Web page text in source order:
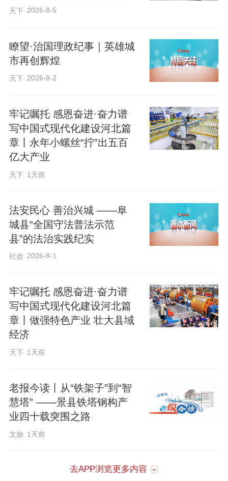
“妙不可言·心向往之”展区，聚焦雄安新区
化展示未来之城生活场景，彰显新区高标
准规划、高标准建设、高效能治理的显著
成效，搭配主题宣传片与特色文创，尽显
力；“文脉潮起·艺启千年”展区，以AI技术
赋能文物活化，运用裸眼3D视觉技术，对
长信宫灯、错金铜博山炉等11件国宝级文
物进行展示，搭配长信宫灯沉浸式互动体
验，辅以文物复刻展品与文创周边，集中
践；“古城古韵·自在正定”展区，依托正定
古城“四塔”模型、龙藏寺碑影像资料与交互
设备展示以及古建斗拱模型手作等，系统
文旅融合创新发展等方面的建设成果；“大
河之北·非遗华章”展区，汇聚燕赵非遗精
粹，庞永辉、周淑英等多位大师级传承人
现场展示定瓷刻花、蔚县剪纸、传统杂耍
等非遗技艺，各类非遗精品及文创集中展
尽云端”展区，集中展出数百册冀版精品图
书，推介河北特色图书IP与融合出版物，
展现河北出版数字化创新实践与产业活
力；“冀境潮玩·业态焕新”展区，依托《美
集中推介我省优质文旅项目与特色文化品
天下 2026-8-5
瞭望·治国理政纪事｜英雄城
市再创辉煌
天下 2026-8-2
牢记嘱托 感恩奋进·奋力谱
写中国式现代化建设河北篇
章丨永年小螺丝“拧”出五百
亿大产业
天下 1天前
法安民心 善治兴城 ——阜
城县“全国守法普法示范
县”的法治实践纪实
社会 2026-8-1
牢记嘱托 感恩奋进·奋力谱
写中国式现代化建设河北篇
章丨做强特色产业 壮大县域
经济
天下 1天前
老报今读丨从“铁架子”到“智
慧塔” ——景县铁塔钢构产
业四十载突围之路
文旅 1天前
去APP浏览更多内容